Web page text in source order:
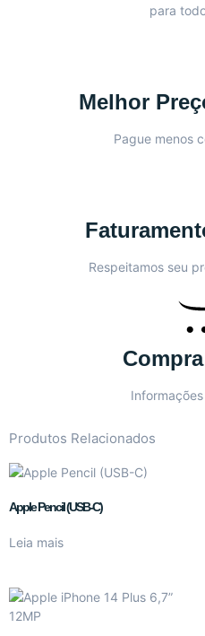
para
Melhor
Pague menos
Respeitamos seu
Produtos Relacionados
Apple Pencil (USB-C)
Leia mais